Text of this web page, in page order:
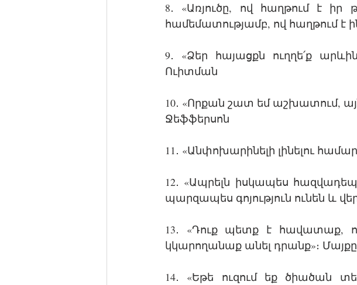
8․ «Առյուծը, ով հաղթում է իր
համեմատությամբ, ով հաղթում է
9․ «Ձեր հայացքն ուղղե՛ք
Ուիտման
10․ «Որքան շատ եմ աշխատում,
Ջեֆֆերսոն
11․ «Անփոխարինելի լինելու
12․ «Ապրելն իսկապես
պարզապես գոյություն ունեն և
13․ «Դուք պետք է հավատաք,
կկարողանաք անել դրանք»։
14․ «Եթե ուզում եք ծիածան